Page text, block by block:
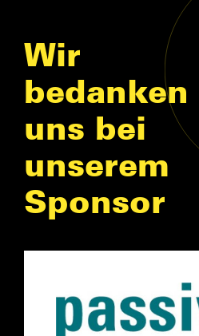
Wir
bedanken
uns bei
unserem
Sponsor